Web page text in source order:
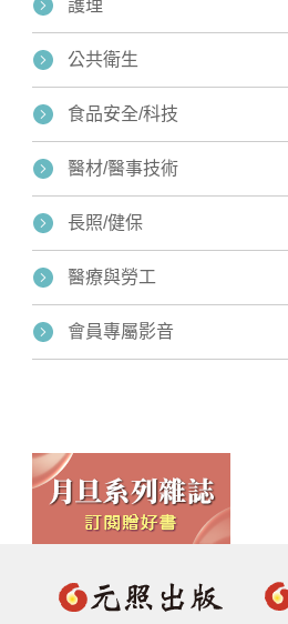
護理
公共衛生
食品安全/科技
醫材/醫事技術
長照/健保
醫療與勞工
會員專屬影音